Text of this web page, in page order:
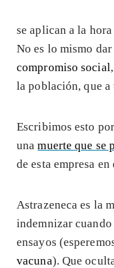
se aplican a la
No es lo mismo
compromiso social
la población, que a
Escribimos esto
unamuerte que se
de esta empresa
Astrazeneca es la
indemnizar cuando
ensayos
vacuna). Que